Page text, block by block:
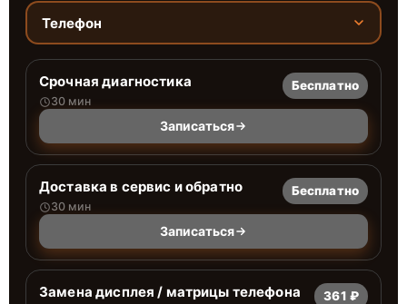
Телефон
Срочная диагностика
30 мин
Бесплатно
Записаться
Доставка в сервис и обратно
30 мин
Бесплатно
Записаться
Замена дисплея / матрицы телефона 361 ₽